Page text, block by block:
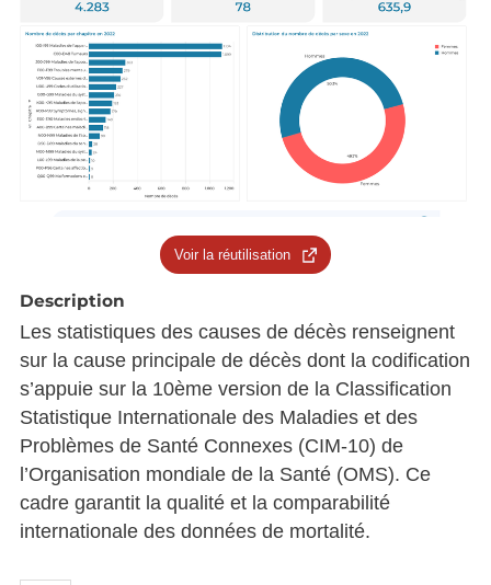
Voir la réutilisation
Description
Les statistiques des causes de décès renseignent
sur la cause principale de décès dont la codification
s’appuie sur la 10ème version de la Classification
Statistique Internationale des Maladies et des
Problèmes de Santé Connexes (CIM-10) de
l’Organisation mondiale de la Santé (OMS). Ce
cadre garantit la qualité et la comparabilité
internationale des données de mortalité.